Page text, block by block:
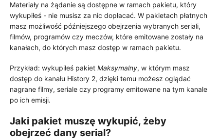
Materiały na żądanie są dostępne w ramach pakietu, który
wykupiłeś - nie musisz za nic dopłacać. W pakietach płatnych
masz możliwość późniejszego obejrzenia wybranych seriali,
filmów, programów czy meczów, które emitowane zostały na
kanałach, do których masz dostęp w ramach pakietu.
Przykład: wykupiłeś pakiet Maksymalny, w którym masz
dostęp do kanału History 2, dzięki temu możesz oglądać
nagrane filmy, seriale czy programy emitowane na tym kanale
po ich emisji.
Jaki pakiet muszę wykupić, żeby
obejrzeć dany serial?